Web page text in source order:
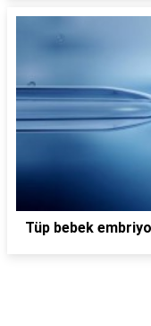
Tüp bebek